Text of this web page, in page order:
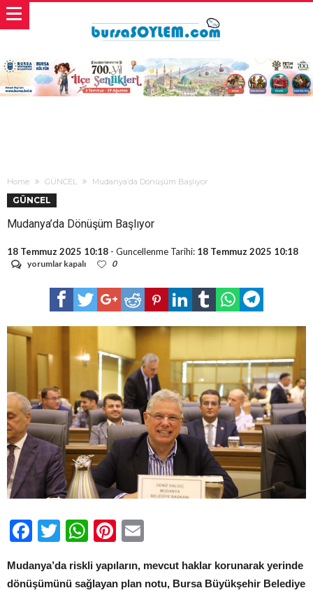
Home GÜNCEL Mudanya’da Dönüşüm Başlıyor
GÜNCEL
Mudanya’da Dönüşüm Başlıyor
18 Temmuz 2025 10:18 - Guncellenme Tarihi: 18 Temmuz 2025 10:18
Mudanya’da
Başlıyor
yorumlar kapalı 0
Facebook
TwitterWhatsApp
Pinterest
Mudanya’da riskli yapıların, mevcut haklar korunarak yerinde
dönüşümünü sağlayan plan notu, Bursa Büyükşehir Belediye